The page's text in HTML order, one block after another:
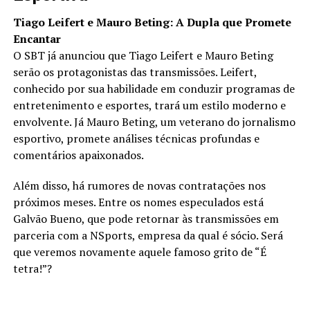
Tiago Leifert e Mauro Beting: A Dupla que Promete
Encantar
O SBT já anunciou que Tiago Leifert e Mauro Beting
serão os protagonistas das transmissões. Leifert,
conhecido por sua habilidade em conduzir programas de
entretenimento e esportes, trará um estilo moderno e
envolvente. Já Mauro Beting, um veterano do jornalismo
esportivo, promete análises técnicas profundas e
comentários apaixonados.
Além disso, há rumores de novas contratações nos
próximos meses. Entre os nomes especulados está
Galvão Bueno, que pode retornar às transmissões em
parceria com a NSports, empresa da qual é sócio. Será
que veremos novamente aquele famoso grito de “É
tetra!”?